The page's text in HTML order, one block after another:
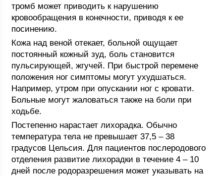
тромб может приводить к нарушению
кровообращения в конечности, приводя к ее
посинению.
Кожа над веной отекает, больной ощущает
постоянный кожный зуд, боль становится
пульсирующей, жгучей. При быстрой перемене
положения ног симптомы могут ухудшаться.
Например, утром при опускании ног с кровати.
Больные могут жаловаться также на боли при
ходьбе.
Постепенно нарастает лихорадка. Обычно
температура тела не превышает 37,5 – 38
градусов Цельсия. Для пациентов послеродового
отделения развитие лихорадки в течение 4 – 10
дней после родоразрешения может указывать на